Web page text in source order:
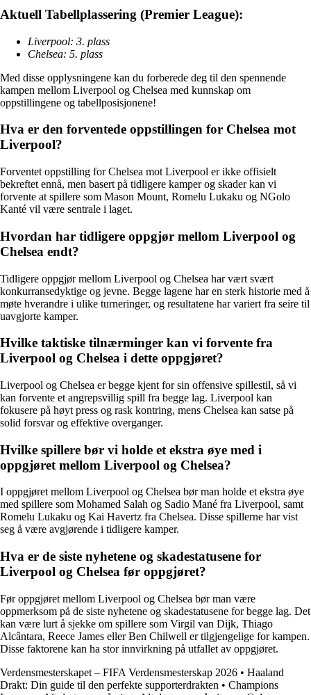
Aktuell Tabellplassering (Premier League):
Liverpool: 3. plass
Chelsea: 5. plass
Med disse opplysningene kan du forberede deg til den spennende
kampen mellom Liverpool og Chelsea med kunnskap om
oppstillingene og tabellposisjonene!
Hva er den forventede oppstillingen for Chelsea mot
Liverpool?
Forventet oppstilling for Chelsea mot Liverpool er ikke offisielt
bekreftet ennå, men basert på tidligere kamper og skader kan vi
forvente at spillere som Mason Mount, Romelu Lukaku og NGolo
Kanté vil være sentrale i laget.
Hvordan har tidligere oppgjør mellom Liverpool og
Chelsea endt?
Tidligere oppgjør mellom Liverpool og Chelsea har vært svært
konkurransedyktige og jevne. Begge lagene har en sterk historie med å
møte hverandre i ulike turneringer, og resultatene har variert fra seire til
uavgjorte kamper.
Hvilke taktiske tilnærminger kan vi forvente fra
Liverpool og Chelsea i dette oppgjøret?
Liverpool og Chelsea er begge kjent for sin offensive spillestil, så vi
kan forvente et angrepsvillig spill fra begge lag. Liverpool kan
fokusere på høyt press og rask kontring, mens Chelsea kan satse på
solid forsvar og effektive overganger.
Hvilke spillere bør vi holde et ekstra øye med i
oppgjøret mellom Liverpool og Chelsea?
I oppgjøret mellom Liverpool og Chelsea bør man holde et ekstra øye
med spillere som Mohamed Salah og Sadio Mané fra Liverpool, samt
Romelu Lukaku og Kai Havertz fra Chelsea. Disse spillerne har vist
seg å være avgjørende i tidligere kamper.
Hva er de siste nyhetene og skadestatusene for
Liverpool og Chelsea før oppgjøret?
Før oppgjøret mellom Liverpool og Chelsea bør man være
oppmerksom på de siste nyhetene og skadestatusene for begge lag. Det
kan være lurt å sjekke om spillere som Virgil van Dijk, Thiago
Alcântara, Reece James eller Ben Chilwell er tilgjengelige for kampen.
Disse faktorene kan ha stor innvirkning på utfallet av oppgjøret.
Verdensmesterskapet – FIFA Verdensmesterskap 2026 • Haaland
Drakt: Din guide til den perfekte supporterdrakten • Champions